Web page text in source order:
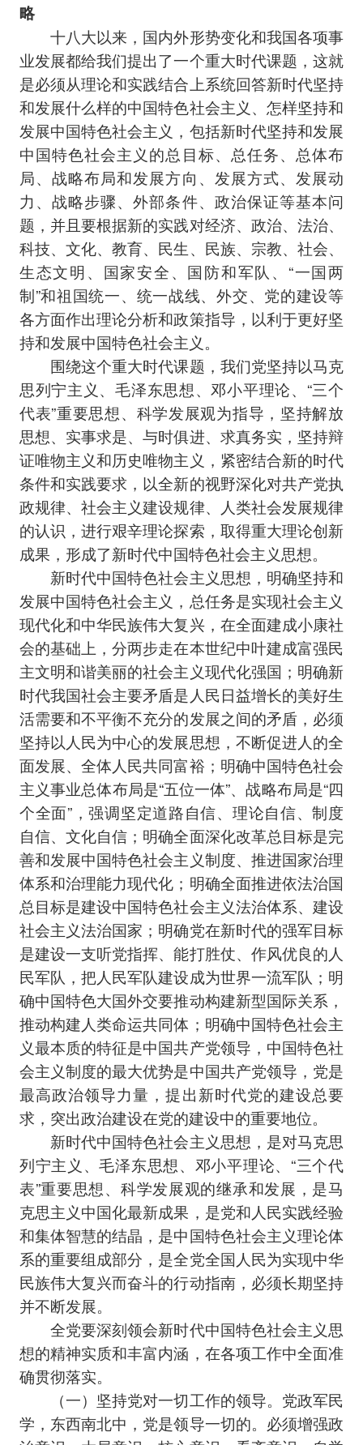
略
十八大以来，国内外形势变化和我国各项事
业发展都给我们提出了一个重大时代课题，这就
是必须从理论和实践结合上系统回答新时代坚持
和发展什么样的中国特色社会主义、怎样坚持和
发展中国特色社会主义，包括新时代坚持和发展
中国特色社会主义的总目标、总任务、总体布
局、战略布局和发展方向、发展方式、发展动
力、战略步骤、外部条件、政治保证等基本问
题，并且要根据新的实践对经济、政治、法治、
科技、文化、教育、民生、民族、宗教、社会、
生态文明、国家安全、国防和军队、“一国两
制”和祖国统一、统一战线、外交、党的建设等
各方面作出理论分析和政策指导，以利于更好坚
持和发展中国特色社会主义。
围绕这个重大时代课题，我们党坚持以马克
思列宁主义、毛泽东思想、邓小平理论、“三个
代表”重要思想、科学发展观为指导，坚持解放
思想、实事求是、与时俱进、求真务实，坚持辩
证唯物主义和历史唯物主义，紧密结合新的时代
条件和实践要求，以全新的视野深化对共产党执
政规律、社会主义建设规律、人类社会发展规律
的认识，进行艰辛理论探索，取得重大理论创新
成果，形成了新时代中国特色社会主义思想。
新时代中国特色社会主义思想，明确坚持和
发展中国特色社会主义，总任务是实现社会主义
现代化和中华民族伟大复兴，在全面建成小康社
会的基础上，分两步走在本世纪中叶建成富强民
主文明和谐美丽的社会主义现代化强国；明确新
时代我国社会主要矛盾是人民日益增长的美好生
活需要和不平衡不充分的发展之间的矛盾，必须
坚持以人民为中心的发展思想，不断促进人的全
面发展、全体人民共同富裕；明确中国特色社会
主义事业总体布局是“五位一体”、战略布局是“四
个全面”，强调坚定道路自信、理论自信、制度
自信、文化自信；明确全面深化改革总目标是完
善和发展中国特色社会主义制度、推进国家治理
体系和治理能力现代化；明确全面推进依法治国
总目标是建设中国特色社会主义法治体系、建设
社会主义法治国家；明确党在新时代的强军目标
是建设一支听党指挥、能打胜仗、作风优良的人
民军队，把人民军队建设成为世界一流军队；明
确中国特色大国外交要推动构建新型国际关系，
推动构建人类命运共同体；明确中国特色社会主
义最本质的特征是中国共产党领导，中国特色社
会主义制度的最大优势是中国共产党领导，党是
最高政治领导力量，提出新时代党的建设总要
求，突出政治建设在党的建设中的重要地位。
新时代中国特色社会主义思想，是对马克思
列宁主义、毛泽东思想、邓小平理论、“三个代
表”重要思想、科学发展观的继承和发展，是马
克思主义中国化最新成果，是党和人民实践经验
和集体智慧的结晶，是中国特色社会主义理论体
系的重要组成部分，是全党全国人民为实现中华
民族伟大复兴而奋斗的行动指南，必须长期坚持
并不断发展。
全党要深刻领会新时代中国特色社会主义思
想的精神实质和丰富内涵，在各项工作中全面准
确贯彻落实。
（一）坚持党对一切工作的领导。党政军民
学，东西南北中，党是领导一切的。必须增强政